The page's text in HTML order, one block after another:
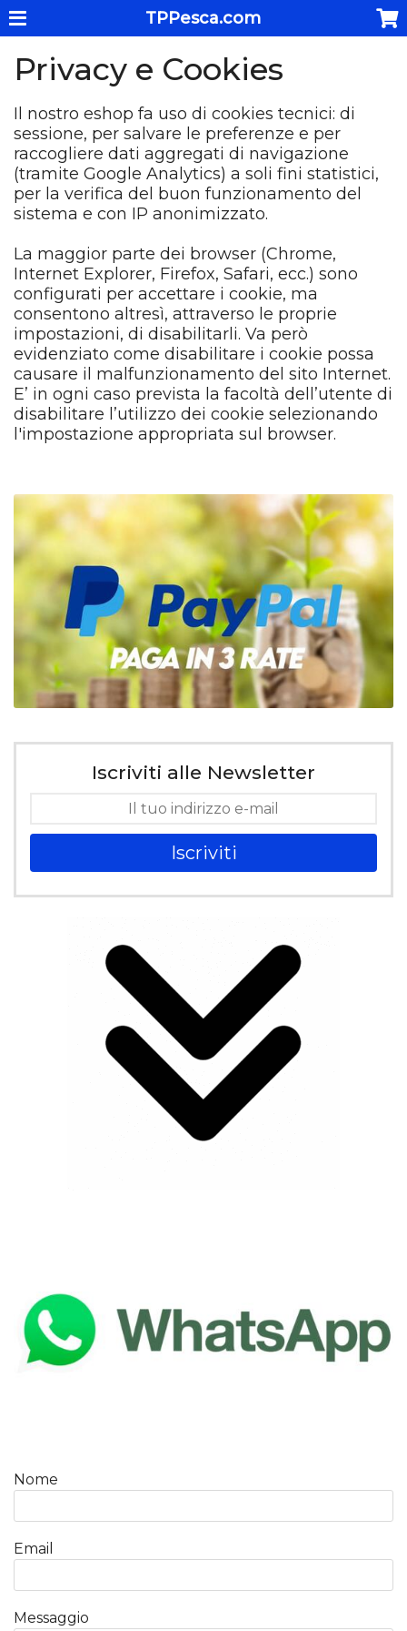
TPPesca.com
Privacy e Cookies
Il nostro eshop fa uso di cookies tecnici: di
sessione, per salvare le preferenze e per
raccogliere dati aggregati di navigazione
(tramite Google Analytics) a soli fini statistici,
per la verifica del buon funzionamento del
sistema e con IP anonimizzato.
La maggior parte dei browser (Chrome,
Internet Explorer, Firefox, Safari, ecc.) sono
configurati per accettare i cookie, ma
consentono altresì, attraverso le proprie
impostazioni, di disabilitarli. Va però
evidenziato come disabilitare i cookie possa
causare il malfunzionamento del sito Internet.
E’ in ogni caso prevista la facoltà dell’utente di
disabilitare l’utilizzo dei cookie selezionando
l'impostazione appropriata sul browser.
Iscriviti alle Newsletter
Iscriviti
Nome
Email
Messaggio